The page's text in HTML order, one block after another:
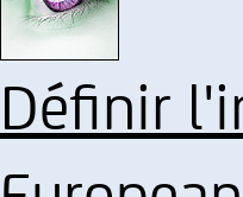
Définir